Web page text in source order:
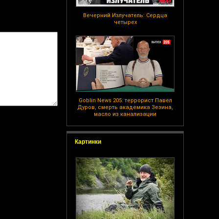
Вечерний Излучатель: Сердца
четырех
Goblin News 205: террорист Павел
Дуров, смерть академика Зезина,
масло из канализации
Картинки